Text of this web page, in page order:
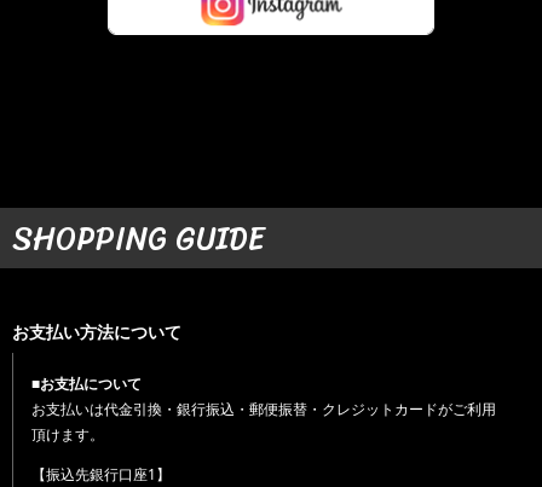
SHOPPING GUIDE
お支払い方法について
■お支払について
お支払いは代金引換・銀行振込・郵便振替・クレジットカードがご利用
頂けます。
【振込先銀行口座1】